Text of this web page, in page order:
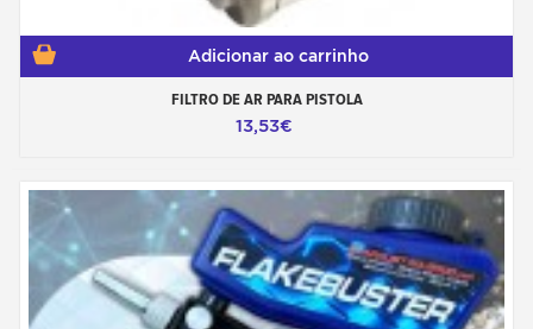
Adicionar ao carrinho
FILTRO DE AR PARA PISTOLA
13,53€